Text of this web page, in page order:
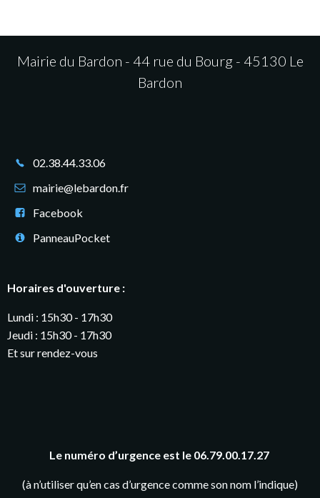
Mairie du Bardon - 44 rue du Bourg - 45130 Le
Bardon
02.38.44.33.06
mairie@lebardon.fr
Facebook
PanneauPocket
Horaires d'ouverture :
Lundi : 15h30 - 17h30
Jeudi : 15h30 - 17h30
Et sur rendez-vous
Le numéro d’urgence est le 06.79.00.17.27
(à n’utiliser qu’en cas d’urgence comme son nom l’indique)